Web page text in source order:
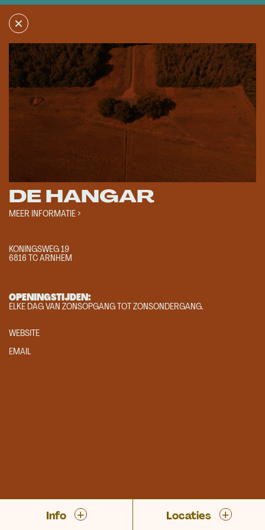
DE HANGAR
KONINGSWEG 19
6816 TC ARNHEM
MEER INFORMATIE
TOON ROUTE
×
×
DE HANGAR
MEER INFORMATIE >
KONINGSWEG 19
6816 TC ARNHEM
OPENINGSTIJDEN:
ELKE DAG VAN ZONSOPGANG TOT ZONSONDERGANG.
WEBSITE
EMAIL
Info + Locaties +